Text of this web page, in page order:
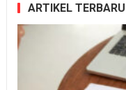
ARTIKEL TERBARU